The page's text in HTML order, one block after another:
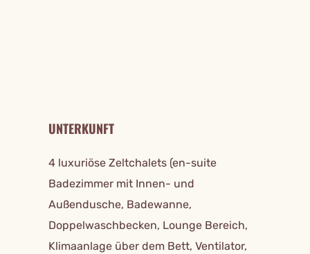
UNTERKUNFT
4 luxuriöse Zeltchalets (en-suite
Badezimmer mit Innen- und
Außendusche, Badewanne,
Doppelwaschbecken, Lounge Bereich,
Klimaanlage über dem Bett, Ventilator,